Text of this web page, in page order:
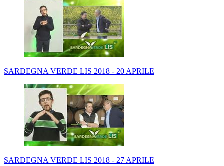
SARDEGNA VERDE LIS 2018 - 20 APRILE
SARDEGNA VERDE LIS 2018 - 27 APRILE